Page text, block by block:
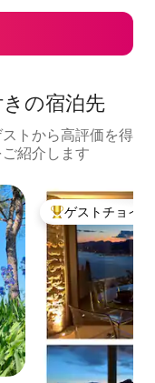
の宿泊先
トから高評価を得
紹介します
大好評のゲスト
ゲストチョイス